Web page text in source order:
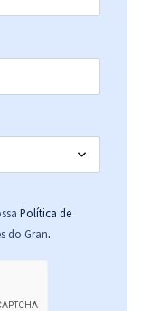
Política de
do Gran.